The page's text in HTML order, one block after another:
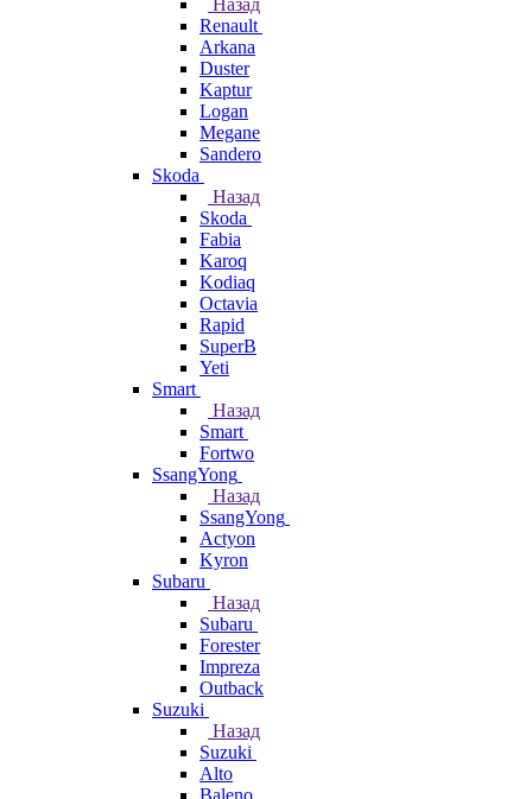
Назад
Renault
Arkana
Duster
Kaptur
Logan
Megane
Sandero
Skoda
Назад
Skoda
Fabia
Karoq
Kodiaq
Octavia
Rapid
SuperB
Yeti
Smart
Назад
Smart
Fortwo
SsangYong
Назад
SsangYong
Actyon
Kyron
Subaru
Назад
Subaru
Forester
Impreza
Outback
Suzuki
Назад
Suzuki
Alto
Baleno